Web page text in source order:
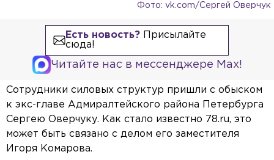
Фото: vk.com/Сергей Оверчук
Есть новость?Присылайте
сюда!
Читайте нас в мессенджере Max!
Сотрудники силовых структур пришли с обыском
к экс-главе Адмиралтейского района Петербурга
Сергею Оверчуку. Как стало известно 78.ru, это
может быть связано с делом его заместителя
Игоря Комарова.